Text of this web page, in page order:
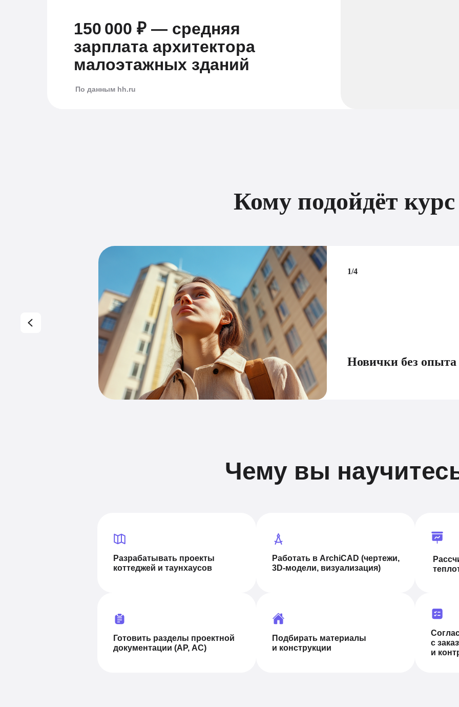
150 000 ₽ — средняя
зарплата архитектора
малоэтажных зданий
По данным hh.ru
Кому подойдёт курс
1/4
Новички без опыта
Чему вы
Разрабатывать проекты
коттеджей и таунхаусов
Работать в ArchiCAD (чертежи,
3D-модели, визуализация)
Готовить разделы проектной
документации (АР, АС)
Подбирать материалы
и конструкции
с
и